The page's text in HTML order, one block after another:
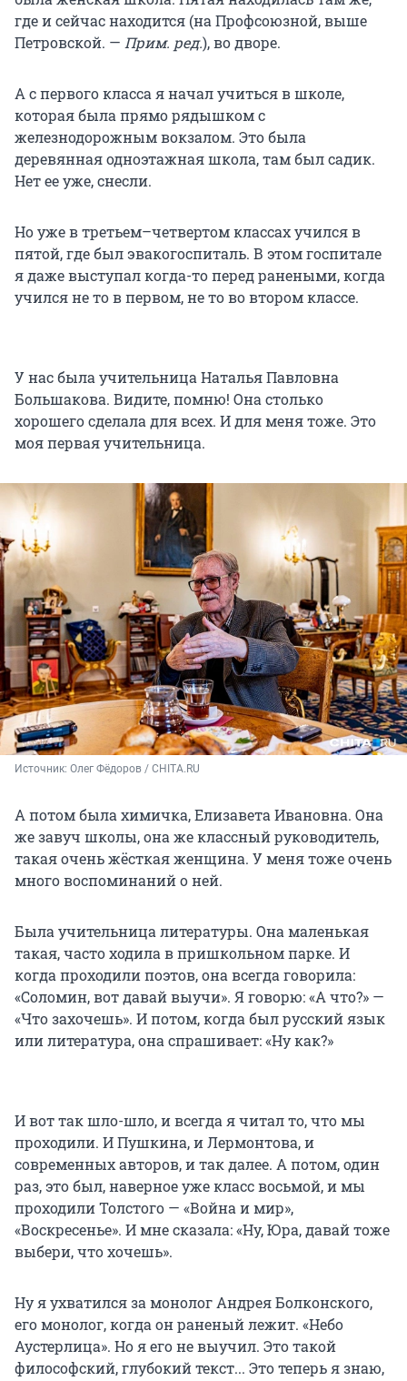
где и сейчас находится (на Профсоюзной, выше
Петровской. — Прим. ред.), во дворе.
А с первого класса я начал учиться в школе,
которая была прямо рядышком с
железнодорожным вокзалом. Это была
деревянная одноэтажная школа, там был садик.
Нет ее уже, снесли.
Но уже в третьем–четвертом классах учился в
пятой, где был эвакогоспиталь. В этом госпитале
я даже выступал когда-то перед ранеными, когда
учился не то в первом, не то во втором классе.
У нас была учительница Наталья Павловна
Большакова. Видите, помню! Она столько
хорошего сделала для всех. И для меня тоже. Это
моя первая учительница.
Источник: Олег Фёдоров / CHITA.RU
А потом была химичка, Елизавета Ивановна. Она
же завуч школы, она же классный руководитель,
такая очень жёсткая женщина. У меня тоже очень
много воспоминаний о ней.
Была учительница литературы. Она маленькая
такая, часто ходила в пришкольном парке. И
когда проходили поэтов, она всегда говорила:
«Соломин, вот давай выучи». Я говорю: «А что?» —
«Что захочешь». И потом, когда был русский язык
или литература, она спрашивает: «Ну как?»
И вот так шло-шло, и всегда я читал то, что мы
проходили. И Пушкина, и Лермонтова, и
современных авторов, и так далее. А потом, один
раз, это был, наверное уже класс восьмой, и мы
проходили Толстого — «Война и мир»,
«Воскресенье». И мне сказала: «Ну, Юра, давай тоже
выбери, что хочешь».
Ну я ухватился за монолог Андрея Болконского,
его монолог, когда он раненый лежит. «Небо
Аустерлица». Но я его не выучил. Это такой
философский, глубокий текст... Это теперь я знаю,